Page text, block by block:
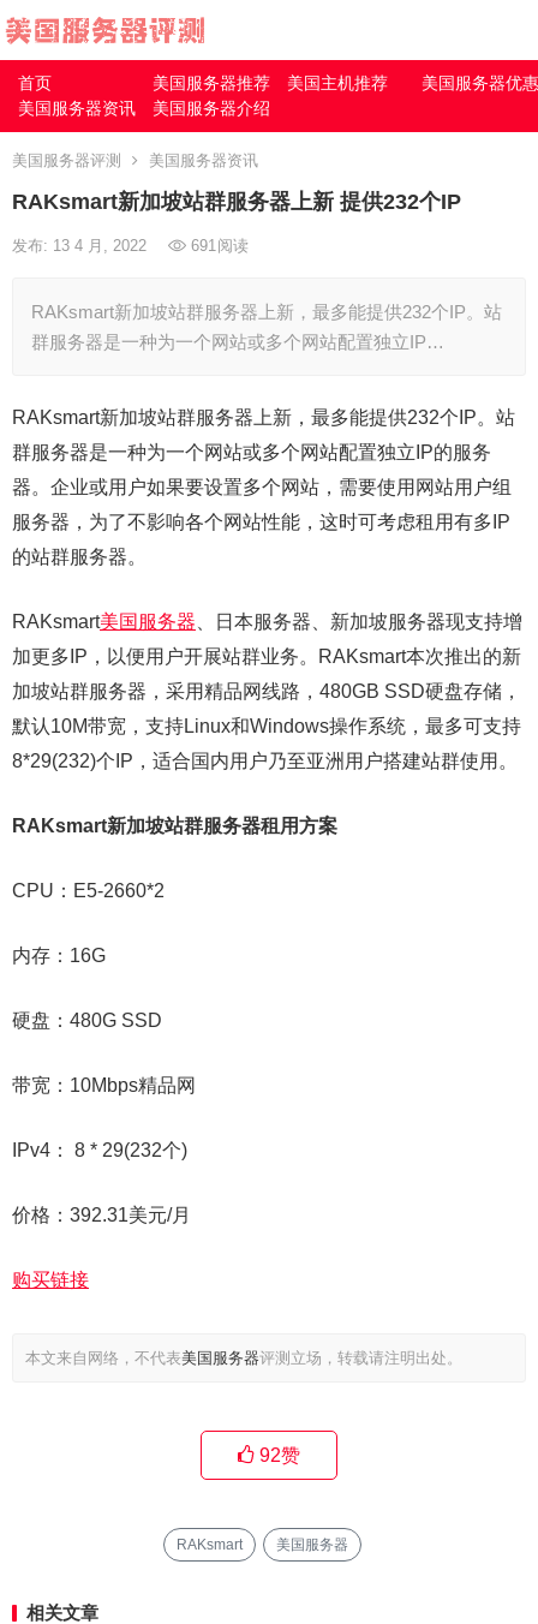
首页 美国服务器推荐 美国主机推荐
美国服务器优惠
美国服务器资讯
美国服务器介绍
美国服务器评测 美国服务器资讯
RAKsmart新加坡站群服务器上新 提供232个IP
发布: 13 4 月, 2022 691阅读
RAKsmart新加坡站群服务器上新，最多能提供232个IP。站
群服务器是一种为一个网站或多个网站配置独立IP…
RAKsmart新加坡站群服务器上新，最多能提供232个IP。站
群服务器是一种为一个网站或多个网站配置独立IP的服务
器。企业或用户如果要设置多个网站，需要使用网站用户组
服务器，为了不影响各个网站性能，这时可考虑租用有多IP
的站群服务器。
RAKsmart美国服务器 、日本服务器、新加坡服务器现支持增
加更多IP，以便用户开展站群业务。RAKsmart本次推出的新
加坡站群服务器，采用精品网线路，480GB SSD硬盘存储，
默认10M带宽，支持Linux和Windows操作系统，最多可支持
8*29(232)个IP，适合国内用户乃至亚洲用户搭建站群使用。
RAKsmart新加坡站群服务器租用方案
CPU：E5-2660*2
内存：16G
硬盘：480G SSD
带宽：10Mbps精品网
IPv4： 8 * 29(232个)
价格：392.31美元/月
购买链接
本文来自网络，不代表美国服务器评测立场，转载请注明出处。
92赞
RAKsmart 美国服务器
相关文章